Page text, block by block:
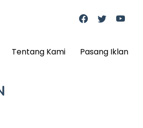
Tentang Kami Pasang Iklan